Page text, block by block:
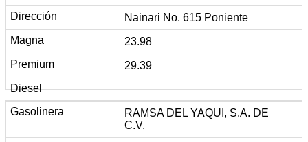
Nainari No. 615 Poniente
23.98
29.39
RAMSA DEL YAQUI, S.A. DE
C.V.